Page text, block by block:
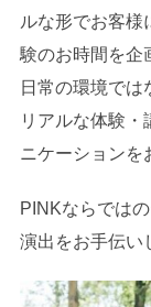
ルな形でお客様
験のお時間を企
日常の環境で
リアルな体験・
ニケーションを
PINKならでは
演出をお手伝い